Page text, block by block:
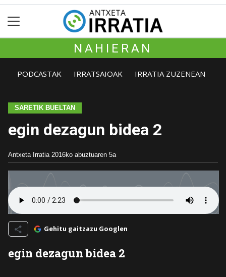
NAHIERAN
PODCASTAK IRRATSAIOAK IRRATIA ZUZENEAN
SARETIK BUELTAN
egin dezagun bidea 2
Antxeta Irratia 2016ko abuztuaren 5a
Gehitu gaitzazu Googlen
egin dezagun bidea 2